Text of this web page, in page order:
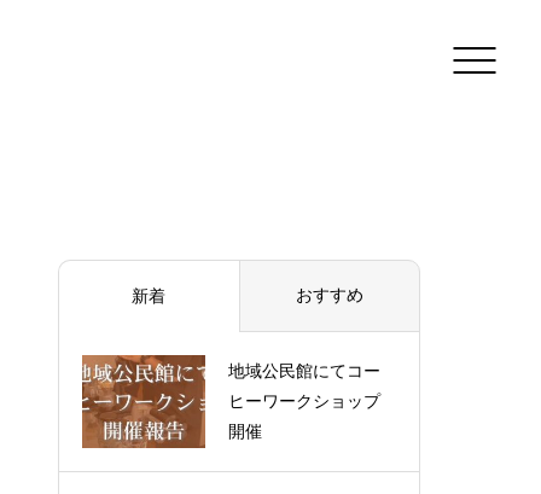
新着 おすすめ
地域公民館にてコー
ヒーワークショップ
開催